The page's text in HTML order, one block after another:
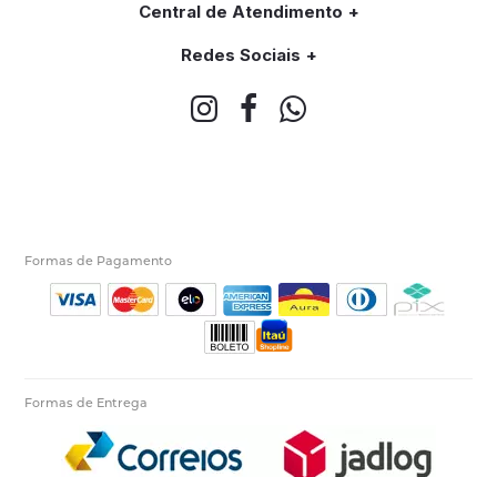
Central de Atendimento
Redes Sociais
Formas de Pagamento
Formas de Entrega